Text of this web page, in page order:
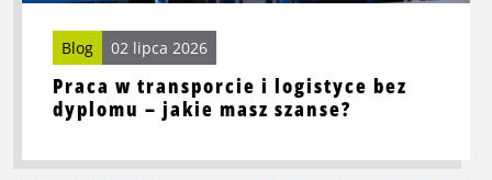
Praca w transporcie i logistyce bez
dyplomu – jakie masz szanse?
Blog 02 lipca 2026
jakie
masz
szanse?